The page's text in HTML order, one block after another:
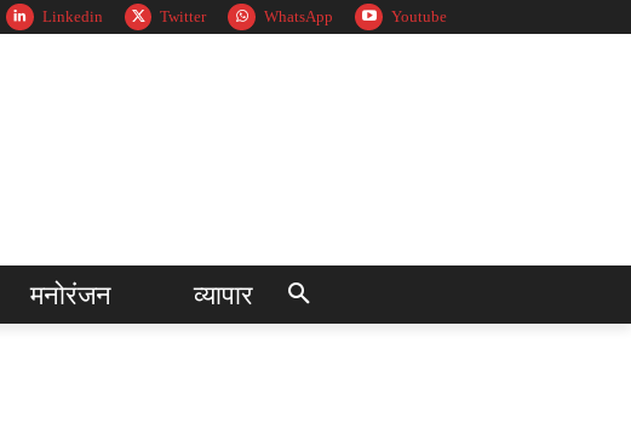
Linkedin Twitter WhatsApp Youtube
मनोरंजन व्यापार